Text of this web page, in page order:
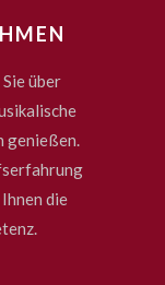
über
genießen.
die